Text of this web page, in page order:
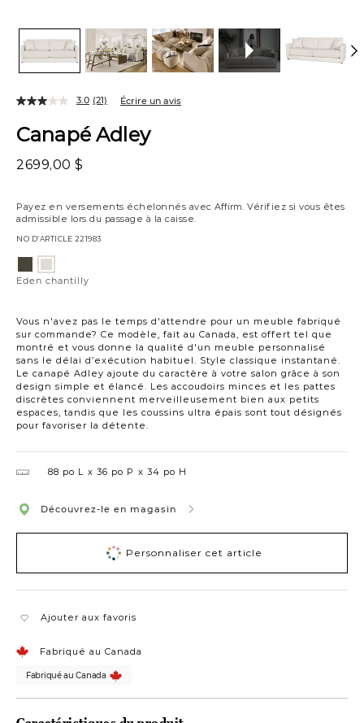
Canapé Adley
2699,00 $
Payez en versements échelonnés avec Affirm. Vérifiez si vous êtes
admissible lors du passage à la caisse.
NO D’ARTICLE 221983
Vous n'avez pas le temps d'attendre pour un meuble fabriqué
sur commande? Ce modèle, fait au Canada, est offert tel que
montré et vous donne la qualité d'un meuble personnalisé
sans le délai d’exécution habituel. Style classique instantané.
Le canapé Adley ajoute du caractère à votre salon grâce à son
design simple et élancé. Les accoudoirs minces et les pattes
discrètes conviennent merveilleusement bien aux petits
espaces, tandis que les coussins ultra épais sont tout désignés
pour favoriser la détente.
3.0 (21) Écrire un avis
Variations
truffechantilly
Eden chantilly
88 po L 36 po P 34 po H
Découvrez-le en magasin
Personnaliser cet article
Ajouter aux favoris
Fabriqué au Canada
Fabriqué au Canada